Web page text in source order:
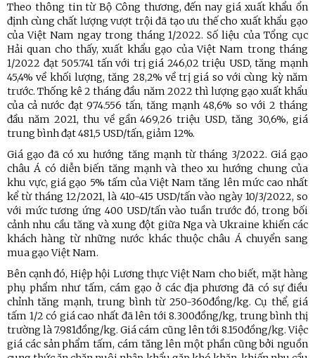
Theo thông tin từ Bộ Công thương, đến nay giá xuất khẩu ổn
định cùng chất lượng vượt trội đã tạo ưu thế cho xuất khẩu gạo
của Việt Nam ngay trong tháng 1/2022. Số liệu của Tổng cục
Hải quan cho thấy, xuất khẩu gạo của Việt Nam trong tháng
1/2022 đạt 505.741 tấn với trị giá 246,02 triệu USD, tăng mạnh
45,4% về khối lượng, tăng 28,2% về trị giá so với cùng kỳ năm
trước. Thống kê 2 tháng đầu năm 2022 thì lượng gạo xuất khẩu
của cả nước đạt 974.556 tấn, tăng mạnh 48,6% so với 2 tháng
đầu năm 2021, thu về gần 469,26 triệu USD, tăng 30,6%, giá
trung bình đạt 481,5 USD/tấn, giảm 12%.
Giá gạo đã có xu hướng tăng mạnh từ tháng 3/2022. Giá gạo
châu Á có diễn biến tăng mạnh và theo xu hướng chung của
khu vực, giá gạo 5% tấm của Việt Nam tăng lên mức cao nhất
kể từ tháng 12/2021, là 410-415 USD/tấn vào ngày 10/3/2022, so
với mức tương ứng 400 USD/tấn vào tuần trước đó, trong bối
cảnh nhu cầu tăng và xung đột giữa Nga và Ukraine khiến các
khách hàng từ những nước khác thuộc châu Á chuyển sang
mua gạo Việt Nam.
Bên cạnh đó, Hiệp hội Lương thực Việt Nam cho biết, mặt hàng
phụ phẩm như tấm, cám gạo ở các địa phương đã có sự điều
chỉnh tăng mạnh, trung bình từ 250-360đồng/kg. Cụ thể, giá
tấm 1/2 có giá cao nhất đã lên tới 8.300đồng/kg, trung bình thị
trường là 7.981đồng/kg. Giá cám cũng lên tới 8.150đồng/kg. Việc
giá các sản phẩm tấm, cám tăng lên một phần cũng bởi nguồn